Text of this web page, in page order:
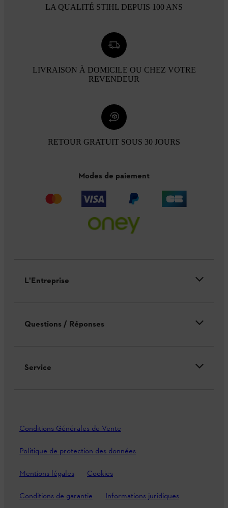
LA QUALITÉ STIHL DEPUIS 100 ANS
LIVRAISON À DOMICILE OU CHEZ VOTRE
REVENDEUR
RETOUR GRATUIT SOUS 30 JOURS
Modes de paiement
L'Entreprise
Questions / Réponses
Service
Conditions Générales de Vente
Politique de protection des données
Mentions légales Cookies
Conditions de garantie Informations juridiques